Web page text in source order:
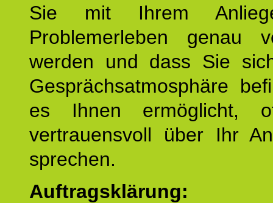
Sie mit Ihrem
Problemerleben genau
werden und dass Sie
Gesprächsatmosphäre
es Ihnen ermöglicht,
vertrauensvoll über Ihr
sprechen.
Auftragsklärung: